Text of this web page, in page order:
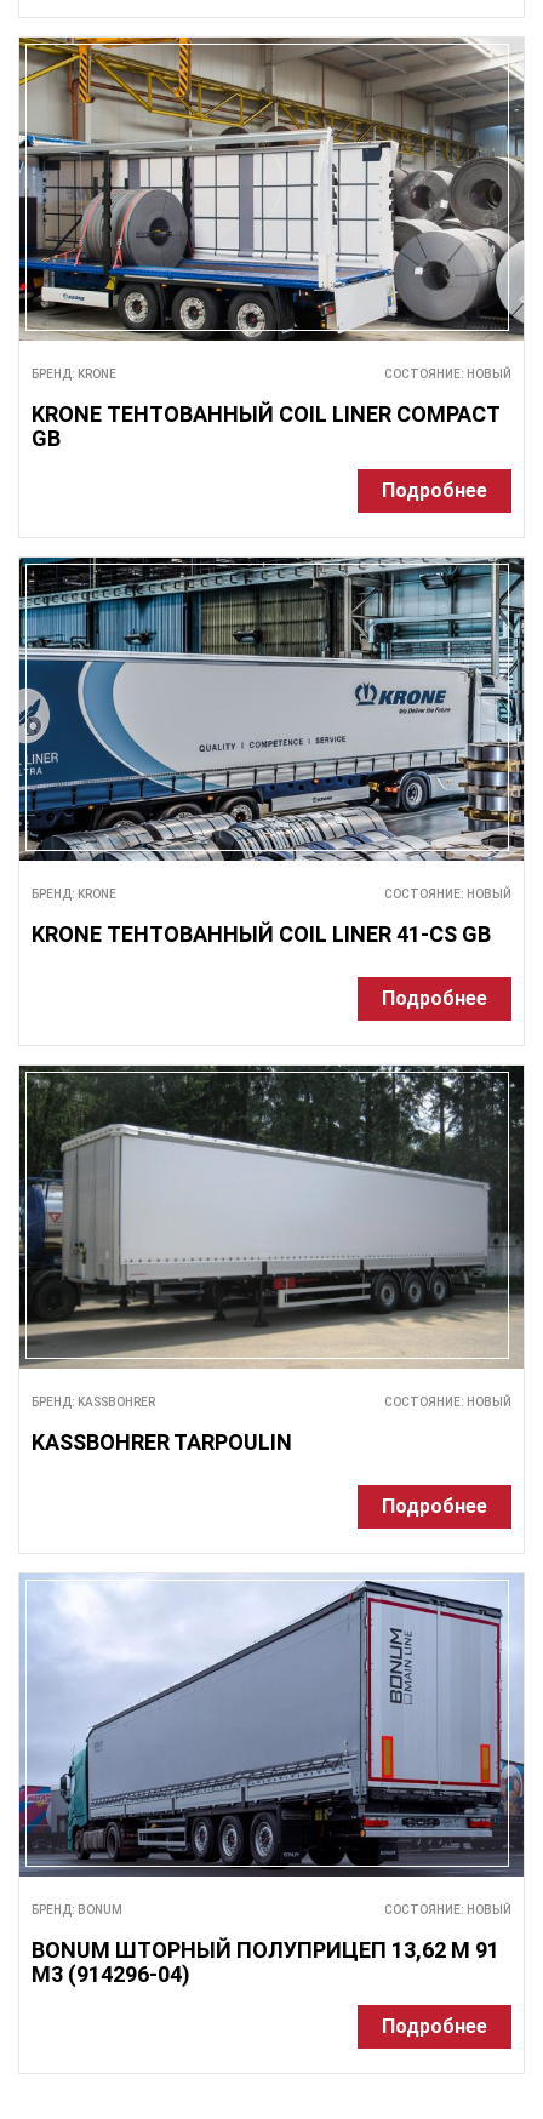
БРЕНД: KRONE СОСТОЯНИЕ: НОВЫЙ
KRONE ТЕНТОВАННЫЙ COIL LINER COMPACT
GB
Подробнее
БРЕНД: KRONE СОСТОЯНИЕ: НОВЫЙ
KRONE ТЕНТОВАННЫЙ COIL LINER 41-CS GB
Подробнее
БРЕНД: KASSBOHRER СОСТОЯНИЕ: НОВЫЙ
KASSBOHRER TARPOULIN
Подробнее
БРЕНД: BONUM СОСТОЯНИЕ: НОВЫЙ
BONUM ШТОРНЫЙ ПОЛУПРИЦЕП 13,62 М 91
М3 (914296-04)
Подробнее